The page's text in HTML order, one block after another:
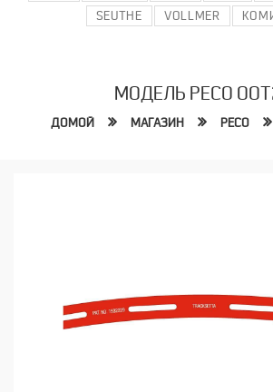
SEUTHE
VOLLMER
МОДЕЛЬ PECO
ДОМОЙ МАГАЗИН PECO